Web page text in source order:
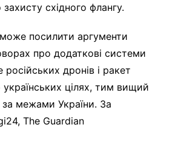
східного флангу.
посилити аргументи
про додаткові системи
дронів і ракет
українських цілях, тим вищий
за межами України. За
The Guardian